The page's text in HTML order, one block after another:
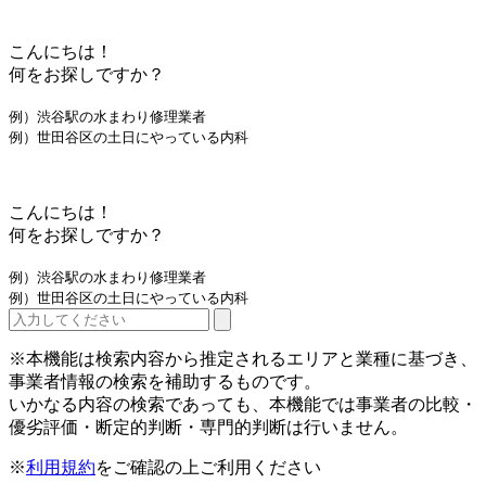
こんにちは！
何をお探しですか？
例）渋谷駅の水まわり修理業者
例）世田谷区の土日にやっている内科
こんにちは！
何をお探しですか？
例）渋谷駅の水まわり修理業者
例）世田谷区の土日にやっている内科
※本機能は検索内容から推定されるエリアと業種に基づき、
事業者情報の検索を補助するものです。
いかなる内容の検索であっても、本機能では事業者の比較・
優劣評価・断定的判断・専門的判断は行いません。
※利用規約をご確認の上ご利用ください